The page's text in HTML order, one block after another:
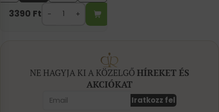
3390 Ft
NE HAGYJA KI A KÖZELGŐ HÍREKET ÉS
AKCIÓKAT
Iratkozz fel